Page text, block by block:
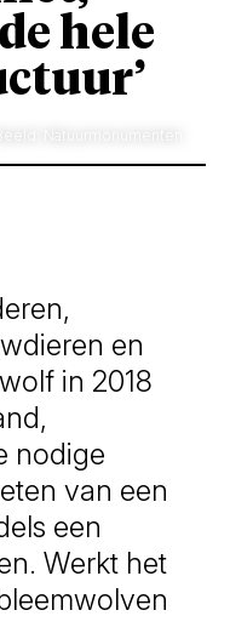
hele
en
in 2018
nodige
van een
een
Werkt het